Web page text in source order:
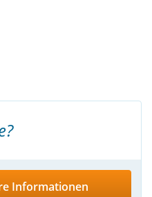
Informationen